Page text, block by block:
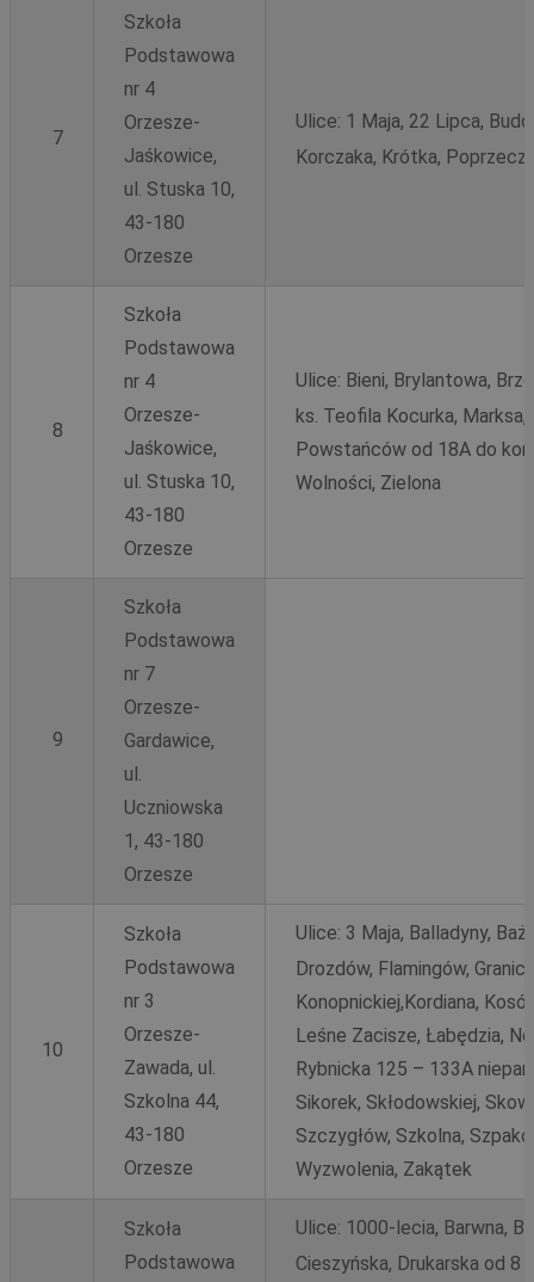
7
Szkoła
Podstawowa
nr 4
Orzesze-
Jaśkowice,
ul. Stuska 10,
43-180
Orzesze
Ulice: 1 Maja, 22 Lipca,
Korczaka, Krótka,
8
Szkoła
Podstawowa
nr 4
Orzesze-
Jaśkowice,
ul. Stuska 10,
43-180
Orzesze
Ulice: Bieni, Brylantowa,
ks. Teofila Kocurka,
Powstańców od 18A do
Wolności, Zielona
9
Szkoła
Podstawowa
nr 7
Orzesze-
Gardawice,
ul.
Uczniowska
1, 43-180
Orzesze
10
Szkoła
Podstawowa
nr 3
Orzesze-
Zawada, ul.
Szkolna 44,
43-180
Orzesze
Ulice: 3 Maja, Balladyny,
Drozdów, Flamingów,
Konopnickiej,Kordiana,
Leśne Zacisze, Łabędzia,
Rybnicka 125 – 133A
Sikorek, Skłodowskiej,
Szczygłów, Szkolna,
Wyzwolenia, Zakątek
Szkoła
Podstawowa
Ulice: 1000-lecia, Barwna,
Cieszyńska, Drukarska od 8